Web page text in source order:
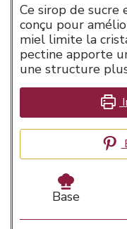
Ce sirop de
conçu pour
miel limite la
pectine apporte
une structure
Base